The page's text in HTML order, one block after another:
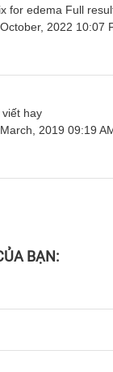
for edema Full
2022 10:07
viết hay
2019 09:19
BẠN: